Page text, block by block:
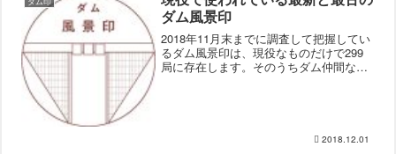
で、ダム好きの人は見た...
ダム風景印
2018年11月末までに調査して把握してい
るダム風景印は、現役なものだけで299
局に存在します。そのうちダム仲間など
2018.12.01